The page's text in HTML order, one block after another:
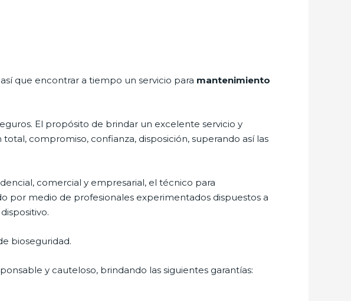
que encontrar a tiempo un servicio para mantenimiento
El propósito de brindar un excelente servicio y
compromiso, confianza, disposición, superando así las
comercial y empresarial, el técnico para
por medio de profesionales experimentados dispuestos a
bioseguridad.
y cauteloso, brindando las siguientes garantías: